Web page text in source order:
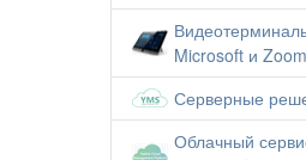
Microsoft и
Серверные
Облачный